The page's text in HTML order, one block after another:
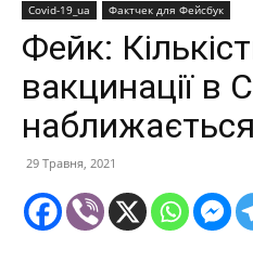
Covid-19_ua Фактчек для Фейсбук
Фейк:
вакцинації в
29 Травня, 2021